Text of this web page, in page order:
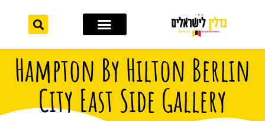
Hampton By Hilton Berlin
City East Side Gallery